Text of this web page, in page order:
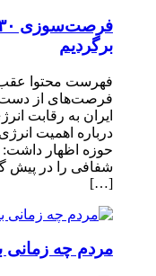
برگردیم
فهرست محتوا
فرصت‌های از
ایران به رقابت
درباره اهمیت
حوزه اظهار داشت:
شفافی را در پیش
[…]
مردم چه زمانی